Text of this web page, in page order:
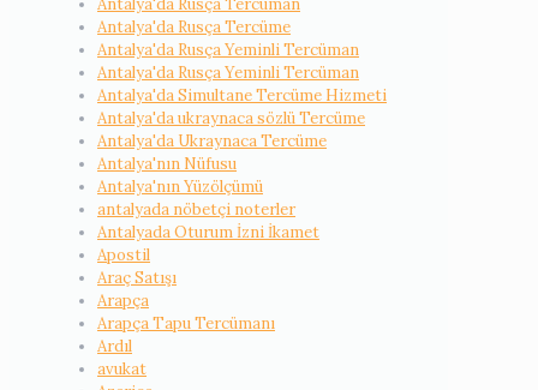
Antalya'da Rusça Tercüman
Antalya'da Rusça Tercüme
Antalya'da Rusça Yeminli Tercüman
Antalya'da Rusça Yeminli Tercüman
Antalya'da Simultane Tercüme Hizmeti
Antalya'da ukraynaca sözlü Tercüme
Antalya'da Ukraynaca Tercüme
Antalya'nın Nüfusu
Antalya'nın Yüzölçümü
antalyada nöbetçi noterler
Antalyada Oturum İzni İkamet
Apostil
Araç Satışı
Arapça
Arapça Tapu Tercümanı
Ardıl
avukat